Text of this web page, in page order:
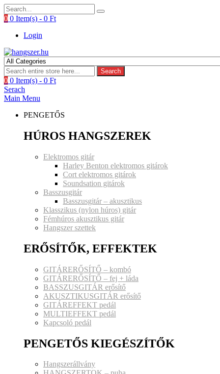
0 0 Item(s) - 0 Ft
Login
Search
0 0 Item(s) - 0 Ft
Serach
Main Menu
PENGETŐS
HÚROS HANGSZEREK
Elektromos gitár
Harley Benton elektromos gitárok
Cort elektromos gitárok
Soundsation gitárok
Basszusgitár
Basszusgitár – akusztikus
Klasszikus (nylon húros) gitár
Fémhúros akusztikus gitár
Hangszer szettek
ERŐSÍTŐK, EFFEKTEK
GITÁRERŐSÍTŐ – kombó
GITÁRERŐSÍTŐ – fej + láda
BASSZUSGITÁR erősítő
AKUSZTIKUSGITÁR erősítő
GITÁREFFEKT pedál
MULTIEFFEKT pedál
Kapcsoló pedál
PENGETŐS KIEGÉSZÍTŐK
Hangszerállvány